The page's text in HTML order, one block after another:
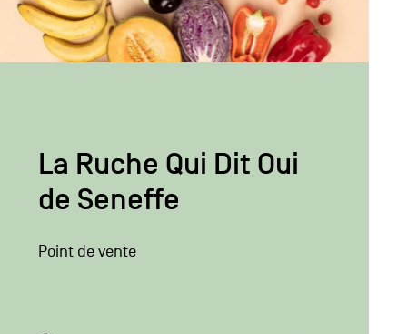
La Ruche Qui Dit Oui
de Seneffe
Point de vente